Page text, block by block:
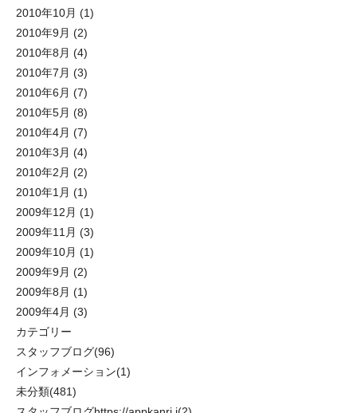
2010年10月 (1)
2010年9月 (2)
2010年8月 (4)
2010年7月 (3)
2010年6月 (7)
2010年5月 (8)
2010年4月 (7)
2010年3月 (4)
2010年2月 (2)
2010年1月 (1)
2009年12月 (1)
2009年11月 (3)
2009年10月 (1)
2009年9月 (2)
2009年8月 (1)
2009年4月 (3)
カテゴリー
スタッフブログ(96)
インフォメーション(1)
未分類(481)